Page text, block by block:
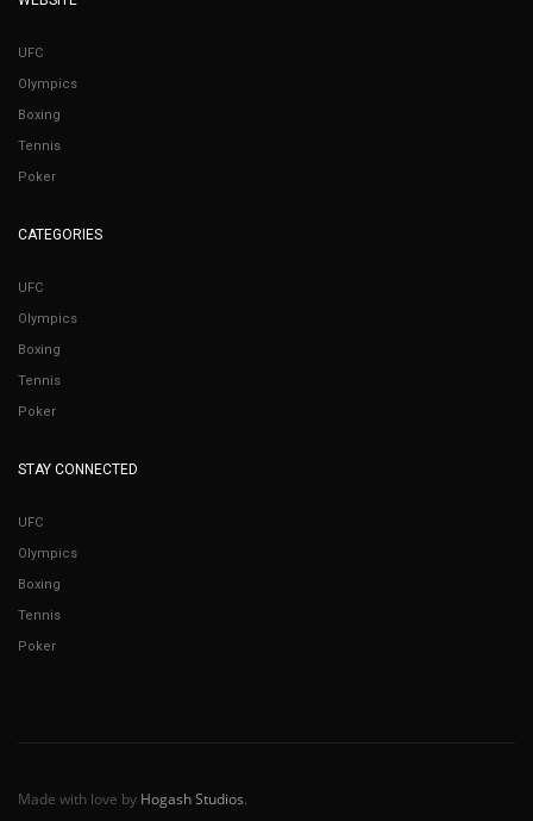
UFC
Olympics
Boxing
Tennis
Poker
CATEGORIES
UFC
Olympics
Boxing
Tennis
Poker
STAY CONNECTED
UFC
Olympics
Boxing
Tennis
Poker
Made with love by Hogash Studios.